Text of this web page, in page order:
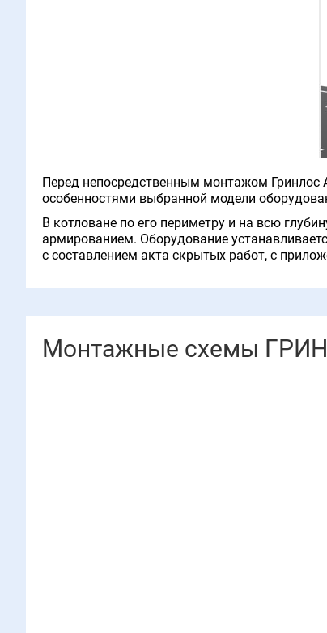
Перед непосредственным монтажом Гринлос
особенностями выбранной модели
В котловане по его периметру и на всю
армированием. Оборудование
с составлением акта скрытых работ, с
Монтажные схемы